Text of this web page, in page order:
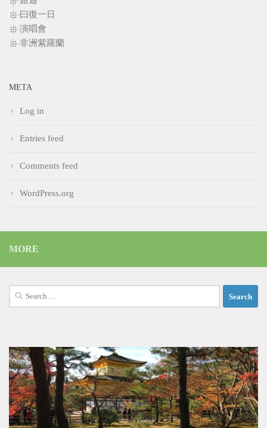
曰復一日
演唱會
非洲紫羅蘭
META
Log in
Entries feed
Comments feed
WordPress.org
MORE
Search
for: